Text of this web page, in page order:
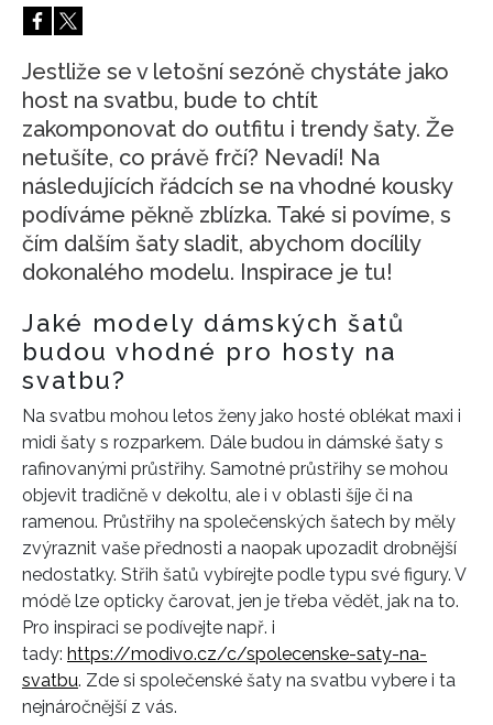
HOME
Jestliže se v letošní sezóně chystáte jako
host na svatbu, bude to chtít
zakomponovat do outfitu i trendy šaty. Že
netušíte, co právě frčí? Nevadí! Na
následujících řádcích se na vhodné kousky
podíváme pěkně zblízka. Také si povíme, s
čím dalším šaty sladit, abychom docílily
dokonalého modelu. Inspirace je tu!
Jaké modely dámských šatů
budou vhodné pro hosty na
svatbu?
Na svatbu mohou letos ženy jako hosté oblékat maxi i
midi šaty s rozparkem. Dále budou in dámské šaty s
rafinovanými průstřihy. Samotné průstřihy se mohou
objevit tradičně v dekoltu, ale i v oblasti šíje či na
ramenou. Průstřihy na společenských šatech by měly
zvýraznit vaše přednosti a naopak upozadit drobnější
nedostatky. Střih šatů vybírejte podle typu své figury. V
módě lze opticky čarovat, jen je třeba vědět, jak na to.
Pro inspiraci se podívejte např. i
tady: https://modivo.cz/c/spolecenske-saty-na-
svatbu. Zde si společenské šaty na svatbu vybere i ta
nejnáročnější z vás.